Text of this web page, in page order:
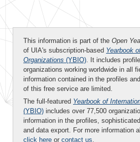
This information is part of the Open
of UIA's subscription-based Yearbook
Organizations (YBIO). It includes
organizations working worldwide in all
information contained in the profiles
of this free service are limited.
The full-featured Yearbook of
(YBIO) includes over 77,500
information in the profiles,
and data export. For more information
click here or contact us.